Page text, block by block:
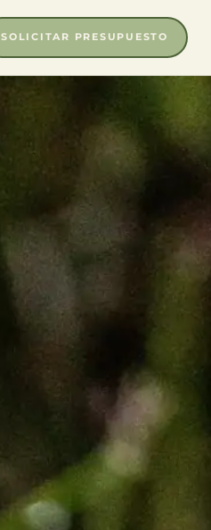
SOLICITAR PRESUPUESTO